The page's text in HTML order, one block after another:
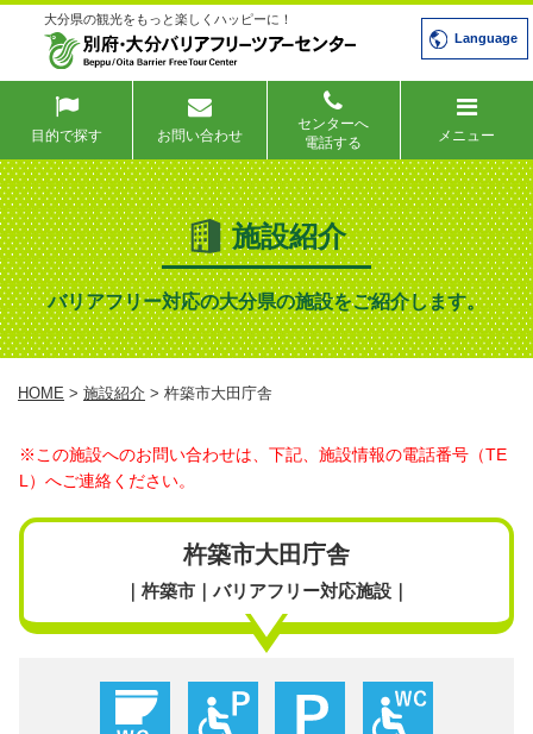
大分県の観光をもっと楽しくハッピーに！
Language
目的で探す お問い合わせ
センターへ
電話する
メニュー
施設紹介
バリアフリー対応の大分県の施設をご紹介します。
HOME > 施設紹介 > 杵築市大田庁舎
※この施設へのお問い合わせは、下記、施設情報の電話番号（TE
L）へご連絡ください。
杵築市大田庁舎
｜杵築市｜バリアフリー対応施設｜